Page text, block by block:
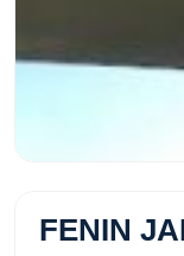
FENIN